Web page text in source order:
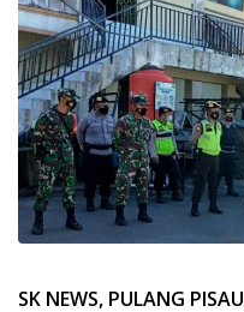
SK NEWS, PULANG PISAU